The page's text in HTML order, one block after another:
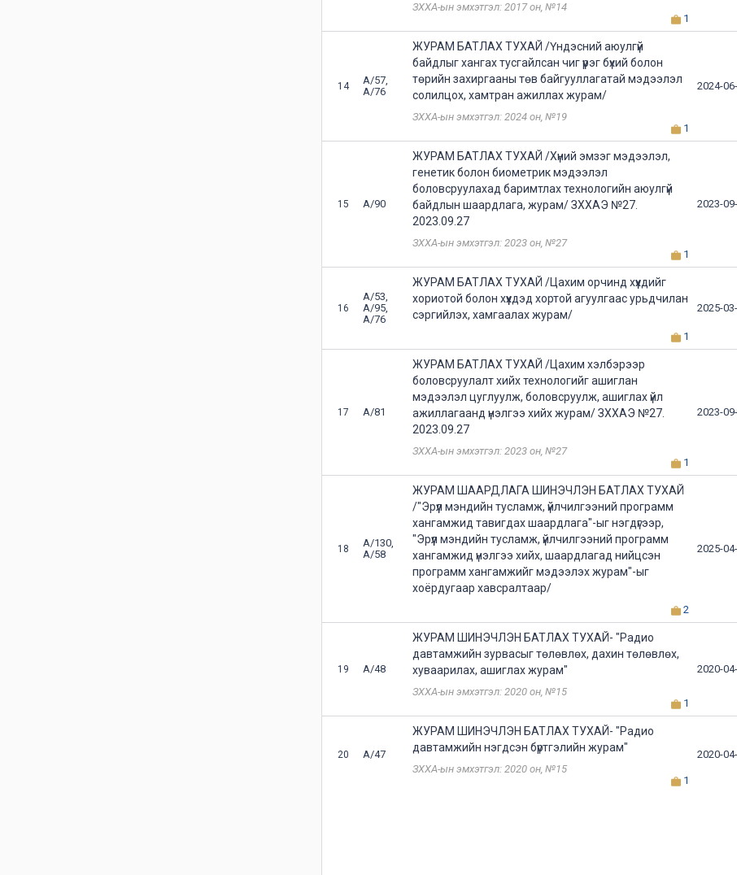
ЗХХА-ын эмхэтгэл: 2017 он, №14
1
14
А/57,
А/76
ЖУРАМ БАТЛАХ ТУХАЙ /Үндэсний аюулгүй
байдлыг хангах тусгайлсан чиг үүрэг бүхий болон
төрийн захиргааны төв байгууллагатай мэдээлэл
солилцох, хамтран ажиллах журам/
ЗХХА-ын эмхэтгэл: 2024 он, №19
1
2024-
15 А/90
ЖУРАМ БАТЛАХ ТУХАЙ /Хүний эмзэг мэдээлэл,
генетик болон биометрик мэдээлэл
боловсруулахад баримтлах технологийн аюулгүй
байдлын шаардлага, журам/ ЗХХАЭ №27.
2023.09.27
ЗХХА-ын эмхэтгэл: 2023 он, №27
1
2023-
16
А/53,
А/95,
А/76
ЖУРАМ БАТЛАХ ТУХАЙ /Цахим орчинд хүүхдийг
хориотой болон хүүхдэд хортой агуулгаас урьдчилан
сэргийлэх, хамгаалах журам/
1
2025-
17 А/81
ЖУРАМ БАТЛАХ ТУХАЙ /Цахим хэлбэрээр
боловсруулалт хийх технологийг ашиглан
мэдээлэл цуглуулж, боловсруулж, ашиглах үйл
ажиллагаанд үнэлгээ хийх журам/ ЗХХАЭ №27.
2023.09.27
ЗХХА-ын эмхэтгэл: 2023 он, №27
1
2023-
18
А/130,
А/58
ЖУРАМ ШААРДЛАГА ШИНЭЧЛЭН БАТЛАХ ТУХАЙ
/"Эрүүл мэндийн тусламж, үйлчилгээний программ
хангамжид тавигдах шаардлага"-ыг нэгдүгээр,
"Эрүүл мэндийн тусламж, үйлчилгээний программ
хангамжид үнэлгээ хийх, шаардлагад нийцсэн
программ хангамжийг мэдээлэх журам"-ыг
хоёрдугаар хавсралтаар/
2
2025-
19 А/48
ЖУРАМ ШИНЭЧЛЭН БАТЛАХ ТУХАЙ- "Радио
давтамжийн зурвасыг төлөвлөх, дахин төлөвлөх,
хуваарилах, ашиглах журам"
ЗХХА-ын эмхэтгэл: 2020 он, №15
1
2020-
20 А/47
ЖУРАМ ШИНЭЧЛЭН БАТЛАХ ТУХАЙ- "Радио
давтамжийн нэгдсэн бүртгэлийн журам"
ЗХХА-ын эмхэтгэл: 2020 он, №15
1
2020-